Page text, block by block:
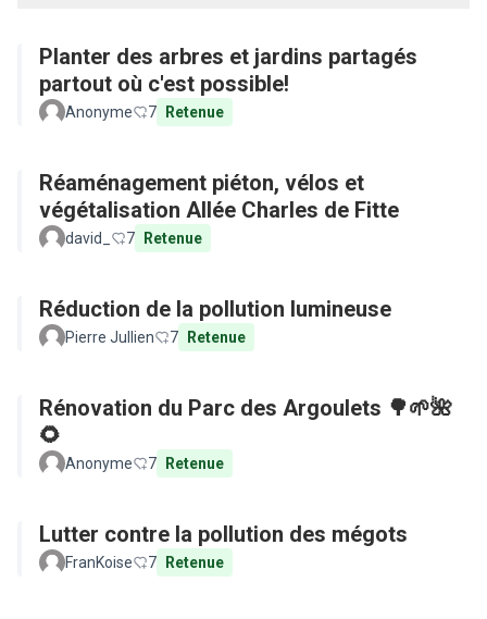
Planter des arbres et jardins partagés
partout où c'est possible!
Anonyme 7 Retenue
Réaménagement piéton, vélos et
végétalisation Allée Charles de Fitte
david_ 7 Retenue
Réduction de la pollution lumineuse
Pierre Jullien 7 Retenue
Rénovation du Parc des Argoulets 🌳🌱🌺
🌻
Anonyme 7 Retenue
Lutter contre la pollution des mégots
FranKoise 7 Retenue